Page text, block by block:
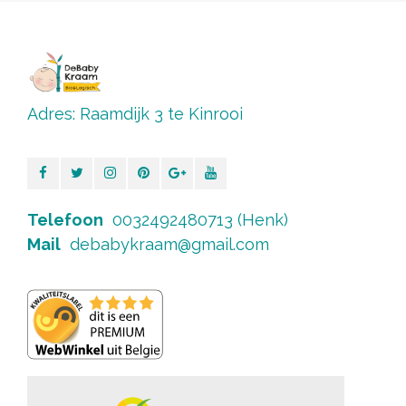
Adres: Raamdijk 3 te Kinrooi
Telefoon 0032492480713 (Henk)
Mail debabykraam@gmail.com